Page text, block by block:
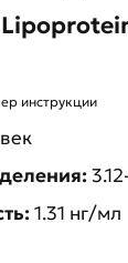
инструкции
1.31 нг/мл